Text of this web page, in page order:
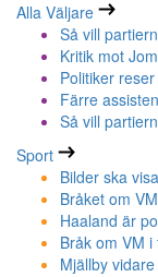
Alla Väljare
Så vill
Kritik mot
Politiker
Färre
Så vill
Sport
Bilder ska
Bråket om
Haaland är
Bråk om VM i
Mjällby